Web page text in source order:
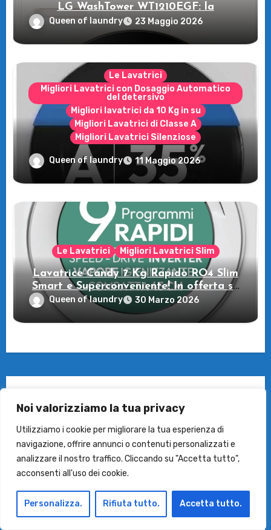
Noi valorizziamo la tua privacy
Utilizziamo i cookie per migliorare la tua esperienza di
navigazione, offrire annunci o contenuti personalizzati e
analizzare il nostro traffico. Cliccando su "Accetta tutto",
acconsenti all'uso dei cookie.
Personalizza. Rifiuta tutto. Accetta tutto.
LG WashTower WT1210EGF: la
rivoluzione intelligente per il tuo bucato!
Queen of laundry 23 Maggio 2026
Le Lavatrici
Migliori Lavatrici con Dosaggio Automatico
del detersivo
Migliori lavatrici da 10 Kg in su
Migliori Lavatrici di Classe A
Migliori Lavatrici Silenziose
Recensione della Lavatrice Candy
MultiWash: Innovazione e flessibilità a
casa tua!
Queen of laundry 11 Maggio 2026
Le Lavatrici Migliori Lavatrici Slim
Lavatrice Candy 7 Kg Rapidò RO4 Slim
Smart e Superconveniente! In offerta su
Amazon
Queen of laundry 30 Marzo 2026
Categorie
Archivi